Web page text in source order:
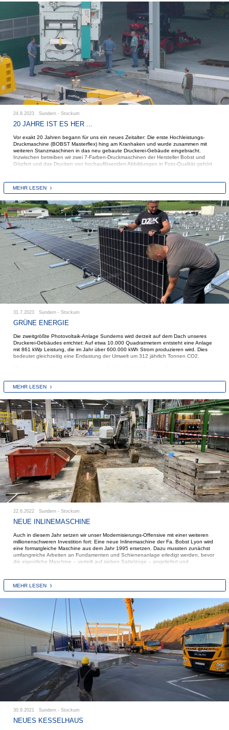
Energieeinsparungen durch Reduzierung des Dampfdrucks und
Qualitätssteigerungen der gefertigten Wellpapp-Bögen beobachtet werden.
24.8.2023 Sundern - Stockum
20 JAHRE IST ES HER ...
Vor exakt 20 Jahren begann für uns ein neues Zeitalter: Die erste Hochleistungs-
Druckmaschine (BOBST Masterflex) hing am Kranhaken und wurde zusammen mit
weiteren Stanzmaschinen in das neu gebaute Druckerei-Gebäude eingebracht.
Inzwischen betreiben wir zwei 7-Farben-Druckmaschinen der Hersteller Bobst und
Göpfert und das Drucken von hochauflösenden Abbildungen in Foto-Qualität gehört
MEHR LESEN
31.7.2023 Sundern - Stockum
GRÜNE ENERGIE
Die zweitgrößte Photovoltaik-Anlage Sunderns wird derzeit auf dem Dach unseres
Druckerei-Gebäudes errichtet: Auf etwa 10.000 Quadratmetern entsteht eine Anlage
mit 861 kWp Leistung, die im Jahr über 600.000 kWh Strom produzieren wird. Dies
bedeutet gleichzeitig eine Entlastung der Umwelt um 312 jährlich Tonnen CO2.
Wirtschaftsraums: Denn den Auftrag für die Photovotaikanlage haben wir an die Fa.
iQma-energy aus Eslohe vergeben.
MEHR LESEN
22.6.2022 Sundern - Stockum
NEUE INLINEMASCHINE
Auch in diesem Jahr setzen wir unser Modernisierungs-Offensive mit einer weiteren
millionenschweren Investition fort: Eine neue Inlinemaschine der Fa. Bobst Lyon wird
eine formatgleiche Maschine aus dem Jahr 1995 ersetzen. Dazu mussten zunächst
umfangreiche Arbeiten an Fundamenten und Schienenanlage erledigt werden, bevor
die eigentliche Maschine – verteilt auf sieben Sattelzüge – angeliefert und
MEHR LESEN
30.9.2021 Sundern - Stockum
NEUES KESSELHAUS